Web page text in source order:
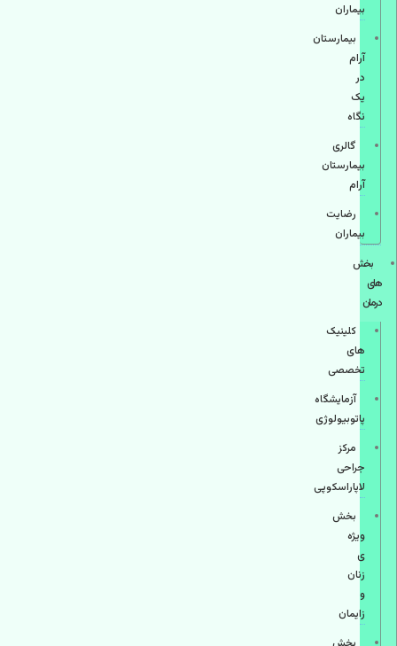
بیماران
بیمارستان
آرام
در
یک
نگاه
گالری
بیمارستان
آرام
رضایت
بیماران
بخش
های
درمان
کلینیک
های
تخصصی
آزمایشگاه
پاتوبیولوژی
مرکز
جراحی
لاپاراسکوپی
بخش
ویژه
ی
زنان
و
زایمان